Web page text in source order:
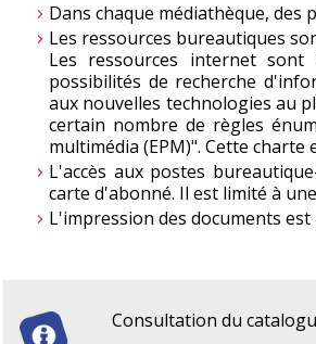
Dans chaque médiathèque,
Les ressources bureautiques
Les ressources internet
possibilités de recherche
aux nouvelles technologies au
certain nombre de règles
multimédia (EPM)". Cette
L'accès aux postes
carte d'abonné. Il est limité à
L'impression des documents est
Consultation du